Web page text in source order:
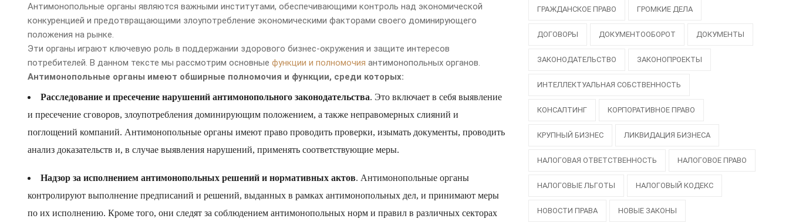
Антимонопольные органы являются важными институтами, обеспечивающими контроль над экономической
конкуренцией и предотвращающими злоупотребление экономическими факторами своего доминирующего
положения на рынке.
Эти органы играют ключевую роль в поддержании здорового бизнес-окружения и защите интересов
потребителей. В данном тексте мы рассмотрим основныефункции и полномочия антимонопольных органов.
Антимонопольные органы имеют обширные полномочия и функции, среди которых:
Расследование и пресечение нарушений антимонопольного законодательства. Это включает в себя выявление
и пресечение сговоров, злоупотребления доминирующим положением, а также неправомерных слияний и
поглощений компаний. Антимонопольные органы имеют право проводить проверки, изымать документы, проводить
анализ доказательств и, в случае выявления нарушений, применять соответствующие меры.
Надзор за исполнением антимонопольных решений и нормативных актов. Антимонопольные органы
контролируют выполнение предписаний и решений, выданных в рамках антимонопольных дел, и принимают меры
по их исполнению. Кроме того, они следят за соблюдением антимонопольных норм и правил в различных секторах
ГРАЖДАНСКОЕ ПРАВО ГРОМКИЕ ДЕЛА
ДОГОВОРЫ ДОКУМЕНТООБОРОТ ДОКУМЕНТЫ
ЗАКОНОДАТЕЛЬСТВО ЗАКОНОПРОЕКТЫ
ИНТЕЛЛЕКТУАЛЬНАЯ СОБСТВЕННОСТЬ
КОНСАЛТИНГ КОРПОРАТИВНОЕ ПРАВО
КРУПНЫЙ БИЗНЕС ЛИКВИДАЦИЯ БИЗНЕСА
НАЛОГОВАЯ ОТВЕТСТВЕННОСТЬ НАЛОГОВОЕ ПРАВО
НАЛОГОВЫЕ ЛЬГОТЫ НАЛОГОВЫЙ КОДЕКС
НОВОСТИ ПРАВА НОВЫЕ ЗАКОНЫ